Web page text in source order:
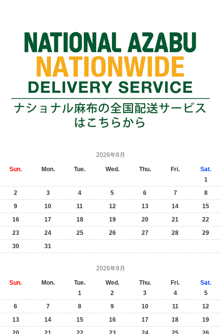
2026年8月
Sun. Mon. Tue. Wed. Thu. Fri.
Sat.
1
2
3 4 5 6 7
8
9
10 11 12 13 14
15
16
17 18 19 20 21
22
23
24 25 26 27 28
29
30
31
2026年9月
Sun. Mon. Tue. Wed. Thu. Fri.
Sat.
1
2 3 4
5
6
7 8 9 10 11
12
13
14 15 16 17 18
19